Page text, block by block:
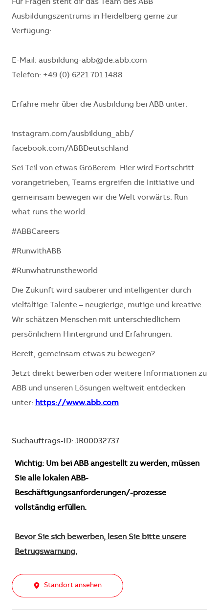
Für Fragen steht dir das Team des ABB
Ausbildungszentrums in Heidelberg gerne zur
Verfügung:
E-Mail: ausbildung-abb@de.abb.com
Telefon: +49 (0) 6221 701 1488
Erfahre mehr über die Ausbildung bei ABB unter:
instagram.com/ausbildung_abb/
facebook.com/ABBDeutschland
Sei Teil von etwas Größerem. Hier wird Fortschritt
vorangetrieben, Teams ergreifen die Initiative und
gemeinsam bewegen wir die Welt vorwärts. Run
what runs the world.
#ABBCareers
#RunwithABB
#Runwhatrunstheworld
Die Zukunft wird sauberer und intelligenter durch
vielfältige Talente – neugierige, mutige und kreative.
Wir schätzen Menschen mit unterschiedlichem
persönlichem Hintergrund und Erfahrungen.
Bereit, gemeinsam etwas zu bewegen?
Jetzt direkt bewerben oder weitere Informationen zu
ABB und unseren Lösungen weltweit entdecken
unter: https://www.abb.com
Suchauftrags-ID: JR00032737
Wichtig: Um bei ABB angestellt zu werden, müssen
Sie alle lokalen ABB-
Beschäftigungsanforderungen/-prozesse
vollständig erfüllen.
Bevor Sie sich bewerben, lesen Sie bitte unsere
Betrugswarnung.
Standort ansehen